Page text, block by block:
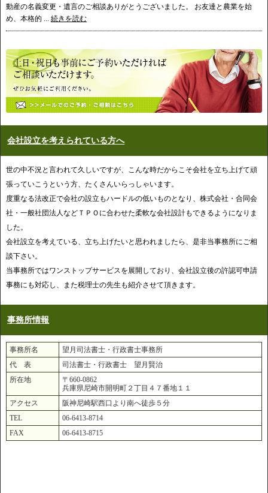
動産の名義変更・遺言のご相談ありがとうございました。 お友達と農業を始
め、本格的 ... 続きを読む
会社設立を考えられている方へ
世の中不況と言われて久しいですが、こんな時だからこそ会社を立ち上げて頑
張っていこうという方、たくさんいらっしゃいます。
度重なる法改正で会社の設立もハードルの低いものとなり、株式会社・合同会
社・一般社団法人などＴＰＯに合わせた柔軟な会社設計もできるようになりま
した。
会社設立を考えている、立ち上げたいと思われましたら、是非当事務所にご相
談下さい。
当事務所ではワンストップサービスを展開しており、会社設立後の許認可申請
事務にも対応し、また税理士の先生も紹介させて頂きます。
事務所情報
事務所名
望月司法書士・行政書士事務所
代 表
司法書士・行政書士 望月賢治
所在地
〒660-0862
兵庫県尼崎市開明町２丁目４７番地１１
アクセス
阪神尼崎駅西口より南へ徒歩５分
TEL
06-6413-8714
FAX
06-6413-8715